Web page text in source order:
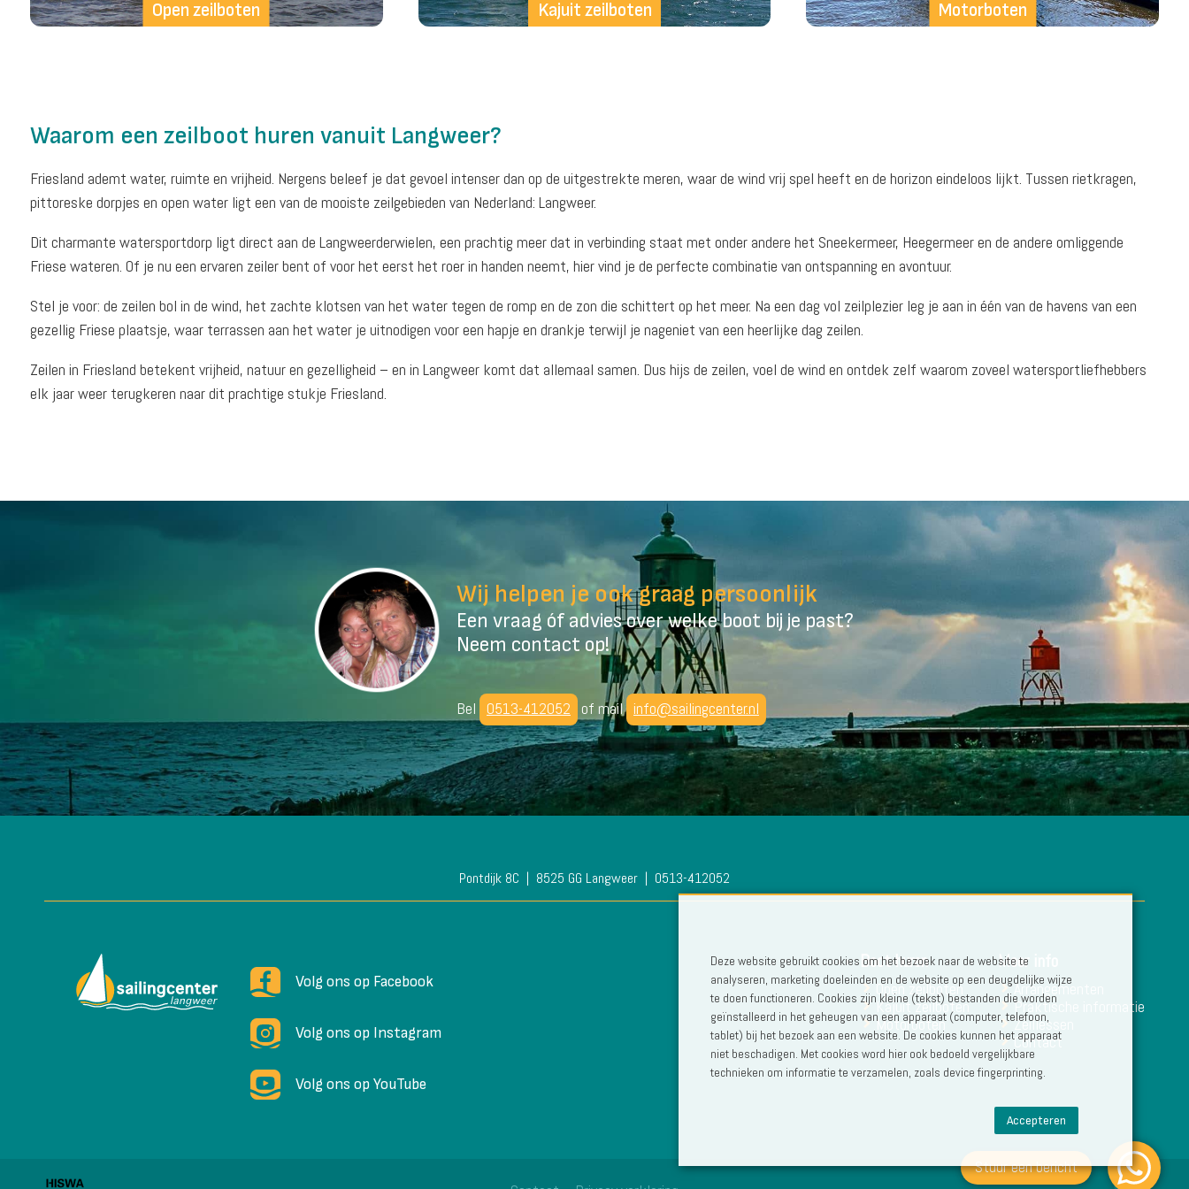
Open zeilboten Kajuit zeilboten Motorboten
Waarom een zeilboot huren vanuit Langweer?
Friesland ademt water, ruimte en vrijheid. Nergens beleef je dat gevoel intenser dan op de uitgestrekte meren, waar de wind vrij spel heeft en de horizon eindeloos lijkt. Tussen rietkragen,
pittoreske dorpjes en open water ligt een van de mooiste zeilgebieden van Nederland: Langweer.
Dit charmante watersportdorp ligt direct aan de Langweerderwielen, een prachtig meer dat in verbinding staat met onder andere het Sneekermeer, Heegermeer en de andere omliggende
Friese wateren. Of je nu een ervaren zeiler bent of voor het eerst het roer in handen neemt, hier vind je de perfecte combinatie van ontspanning en avontuur.
Stel je voor: de zeilen bol in de wind, het zachte klotsen van het water tegen de romp en de zon die schittert op het meer. Na een dag vol zeilplezier leg je aan in één van de havens van een
gezellig Friese plaatsje, waar terrassen aan het water je uitnodigen voor een hapje en drankje terwijl je nageniet van een heerlijke dag zeilen.
Zeilen in Friesland betekent vrijheid, natuur en gezelligheid – en in Langweer komt dat allemaal samen. Dus hijs de zeilen, voel de wind en ontdek zelf waarom zoveel watersportliefhebbers
elk jaar weer terugkeren naar dit prachtige stukje Friesland.
Wij helpen je ook graag persoonlijk
Een vraag óf advies over welke boot bij je past?
Neem contact op!
Bel 0513-412052 of mail info@sailingcenter.nl
Pontdijk 8C 8525 GG Langweer 0513-412052
Volg ons op Facebook
Volg ons op Instagram
Volg ons op YouTube
Boot huren
Open zeilboten
Kajuit zeilboten
Motorboten
Meer info
Arrangementen
Praktische informatie
Zeillessen
Contact
Deze website gebruikt cookies om het bezoek naar de website te
analyseren, marketing doeleinden en de website op een deugdelijke wijze
te doen functioneren. Cookies zijn kleine (tekst) bestanden die worden
geïnstalleerd in het geheugen van een apparaat (computer, telefoon,
tablet) bij het bezoek aan een website. De cookies kunnen het apparaat
niet beschadigen. Met cookies word hier ook bedoeld vergelijkbare
technieken om informatie te verzamelen, zoals device fingerprinting.
Accepteren
Stuur een bericht